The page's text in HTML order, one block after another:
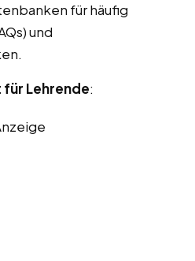
für häufig
und
für Lehrende: